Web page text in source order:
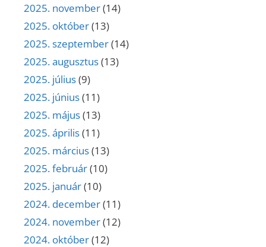
2025. november(14)
2025. október(13)
2025. szeptember(14)
2025. augusztus(13)
2025. július(9)
2025. június(11)
2025. május(13)
2025. április(11)
2025. március(13)
2025. február(10)
2025. január(10)
2024. december(11)
2024. november(12)
2024. október(12)